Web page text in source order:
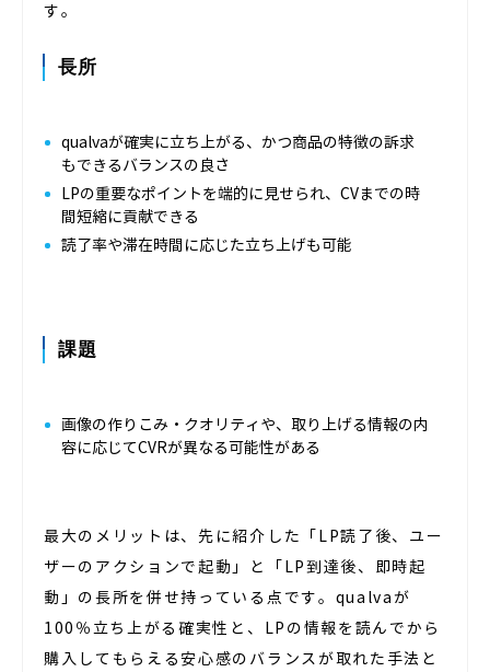
す。
長所
qualvaが確実に立ち上がる、かつ商品の特徴の訴求
もできるバランスの良さ
LPの重要なポイントを端的に見せられ、CVまでの時
間短縮に貢献できる
読了率や滞在時間に応じた立ち上げも可能
課題
画像の作りこみ・クオリティや、取り上げる情報の内
容に応じてCVRが異なる可能性がある
最大のメリットは、先に紹介した「LP読了後、ユー
ザーのアクションで起動」と「LP到達後、即時起
動」の長所を併せ持っている点です。qualvaが
100％立ち上がる確実性と、LPの情報を読んでから
購入してもらえる安心感のバランスが取れた手法と